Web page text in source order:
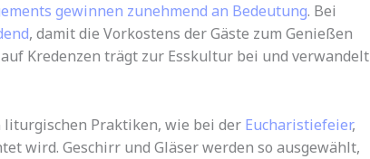
gewinnen zunehmend an Bedeutung. Bei
, damit die Vorkostens der Gäste zum Genießen
Kredenzen trägt zur Esskultur bei und verwandelt
liturgischen Praktiken, wie bei der Eucharistiefeier,
wird. Geschirr und Gläser werden so ausgewählt,